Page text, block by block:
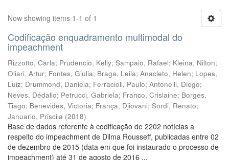
Now showing items 1-1 of 1
Codificação enquadramento multimodal do
impeachment
Rizzotto, Carla; Prudencio, Kelly; Sampaio, Rafael; Kleina, Nilton;
Oliari, Artur; Fontes, Giulia; Braga, Leila; Anacleto, Helen; Lopes,
Luiz; Drummond, Daniela; Ferracioli, Paulo; Antonelli, Diego;
Neves, Dédallo; Petrucci, Gabriela; Franco, Crislaine; Borges,
Tiago; Benevides, Victoria; França, Djiovani; Sordi, Renato;
Januario, Priscila (2018)
Base de dados referente à codificação de 2202 notícias a
respeito do impeachment de Dilma Rousseff, publicadas entre 02
de dezembro de 2015 (data em que foi instaurado o processo de
impeachment) até 31 de agosto de 2016 ...